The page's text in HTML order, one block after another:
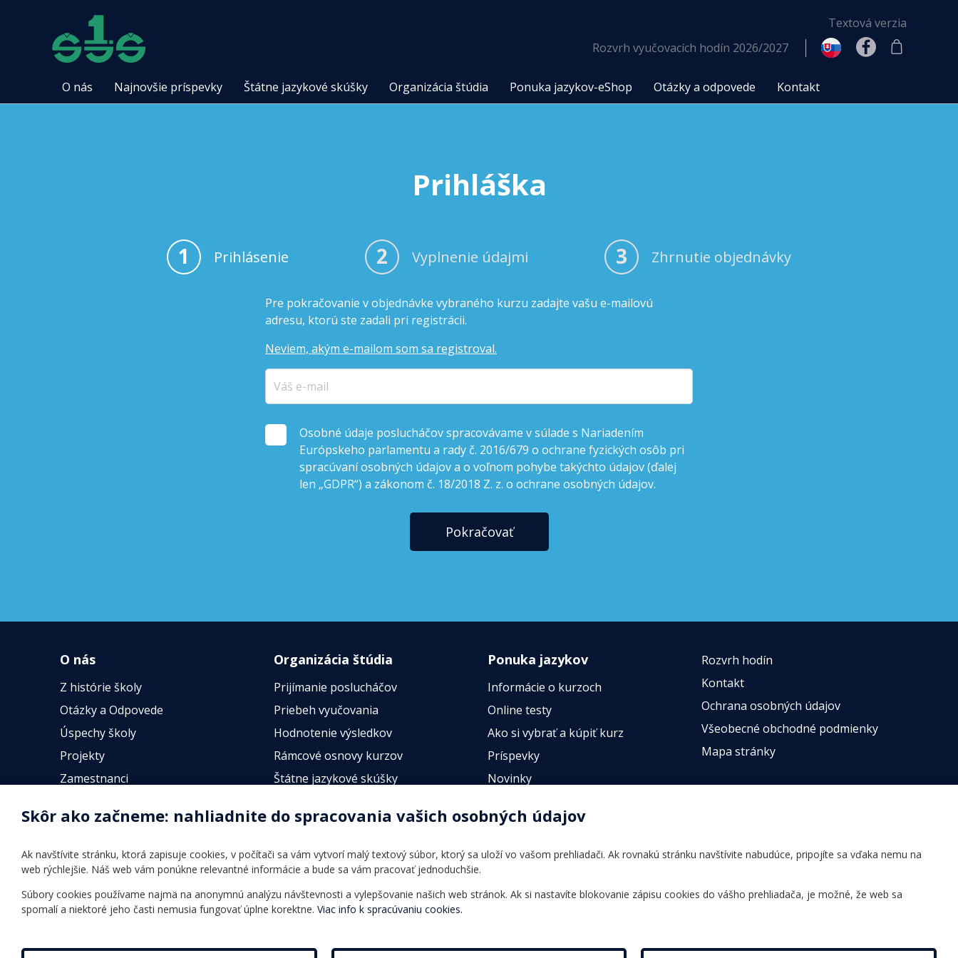
Textová verzia
Rozvrh vyučovacích hodín 2026/2027
O nás Najnovšie príspevky Štátne jazykové skúšky Organizácia štúdia Ponuka jazykov-eShop Otázky a odpovede Kontakt
Prihláška
1 Prihlásenie 2 Vyplnenie údajmi 3 Zhrnutie objednávky
Pre pokračovanie v objednávke vybraného kurzu zadajte vašu e-mailovú
adresu, ktorú ste zadali pri registrácii.
Neviem, akým e-mailom som sa registroval.
Osobné údaje poslucháčov spracovávame v súlade s Nariadením
Európskeho parlamentu a rady č. 2016/679 o ochrane fyzických osôb pri
spracúvaní osobných údajov a o voľnom pohybe takýchto údajov (ďalej
len „GDPR“) a zákonom č. 18/2018 Z. z. o ochrane osobných údajov.
Pokračovať
O nás
Z histórie školy
Otázky a Odpovede
Úspechy školy
Projekty
Zamestnanci
Identifikačné údaje školy
Úradné hodiny
Povinné zverejňovanie
Vnútorný poriadok
Organizácia štúdia
Prijímanie poslucháčov
Priebeh vyučovania
Hodnotenie výsledkov
Rámcové osnovy kurzov
Štátne jazykové skúšky
Ponuka jazykov
Informácie o kurzoch
Online testy
Ako si vybrať a kúpiť kurz
Príspevky
Novinky
Rozvrh hodín
Kontakt
Ochrana osobných údajov
Všeobecné obchodné podmienky
Mapa stránky
Skôr ako začneme: nahliadnite do spracovania vašich osobných údajov
Ak navštívite stránku, ktorá zapisuje cookies, v počítači sa vám vytvorí malý textový súbor, ktorý sa uloží vo vašom prehliadači. Ak rovnakú stránku navštívite nabudúce, pripojíte sa vďaka nemu na
web rýchlejšie. Náš web vám ponúkne relevantné informácie a bude sa vám pracovať jednoduchšie.
Súbory cookies používame najmä na anonymnú analýzu návštevnosti a vylepšovanie našich web stránok. Ak si nastavíte blokovanie zápisu cookies do vášho prehliadača, je možné, že web sa
spomalí a niektoré jeho časti nemusia fungovať úplne korektne. Viac info k spracúvaniu cookies.